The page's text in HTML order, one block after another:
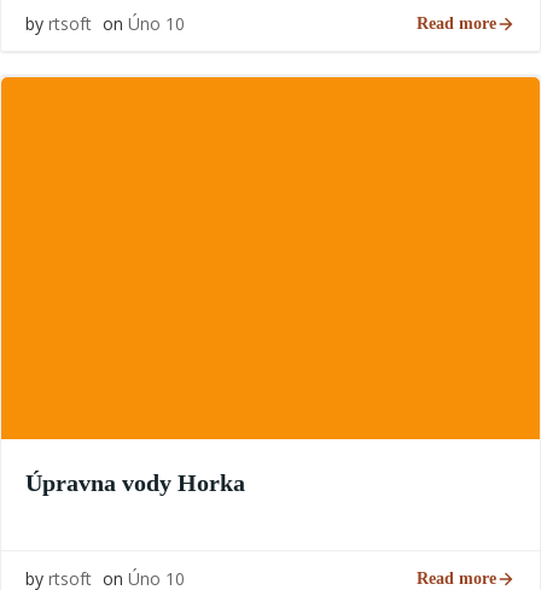
by rtsoft on Úno 10 Read more
Úpravna vody Horka
by rtsoft on Úno 10 Read more